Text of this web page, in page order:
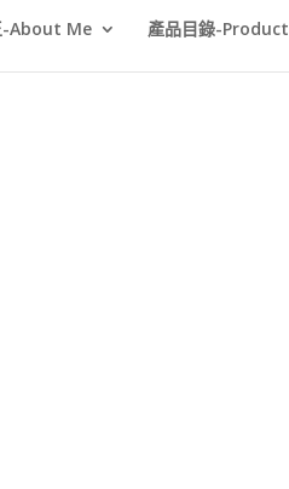
-About Me 產品目錄-Product